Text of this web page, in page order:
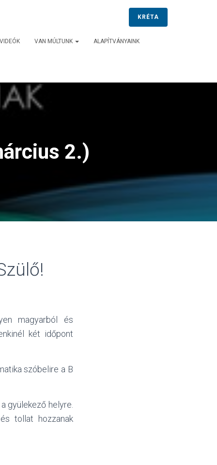
KRÉTA
VIDEÓK VAN MÚLTUNK ALAPÍTVÁNYAINK
2.)
magyarból és
két időpont
szóbelire a B
gyülekező helyre.
tollat hozzanak